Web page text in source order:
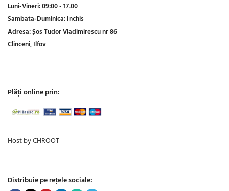
Luni-Vineri:09:00 - 17.00
Sambata-Duminica:Inchis
Adresa:Șos Tudor Vladimirescu nr 86
Clinceni, Ilfov
Plăți online prin:
Host by CHROOT
Distribuie pe rețele sociale: